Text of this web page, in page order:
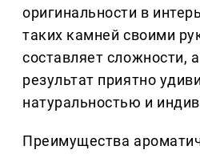
оригинальности в
таких камней своими
составляет сложности,
результат приятно
натуральностью и
Преимущества